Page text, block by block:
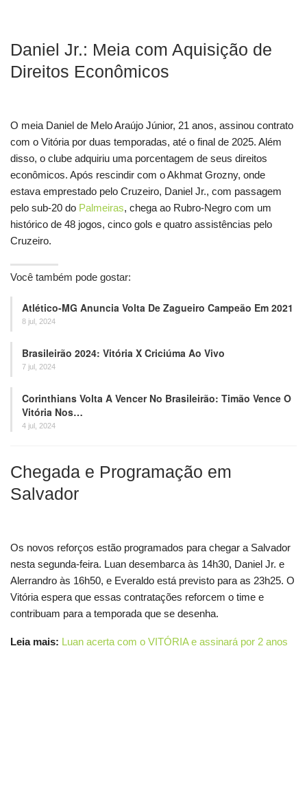
Daniel Jr.: Meia com Aquisição de
Direitos Econômicos
O meia Daniel de Melo Araújo Júnior, 21 anos, assinou contrato
com o Vitória por duas temporadas, até o final de 2025. Além
disso, o clube adquiriu uma porcentagem de seus direitos
econômicos. Após rescindir com o Akhmat Grozny, onde
estava emprestado pelo Cruzeiro, Daniel Jr., com passagem
pelo sub-20 do Palmeiras, chega ao Rubro-Negro com um
histórico de 48 jogos, cinco gols e quatro assistências pelo
Cruzeiro.
Você também pode gostar:
Atlético-MG Anuncia Volta De Zagueiro Campeão Em 2021
8 jul, 2024
Brasileirão 2024: Vitória X Criciúma Ao Vivo
7 jul, 2024
Corinthians Volta A Vencer No Brasileirão: Timão Vence O
Vitória Nos…
4 jul, 2024
Chegada e Programação em
Salvador
Os novos reforços estão programados para chegar a Salvador
nesta segunda-feira. Luan desembarca às 14h30, Daniel Jr. e
Alerrandro às 16h50, e Everaldo está previsto para as 23h25. O
Vitória espera que essas contratações reforcem o time e
contribuam para a temporada que se desenha.
Leia mais: Luan acerta com o VITÓRIA e assinará por 2 anos